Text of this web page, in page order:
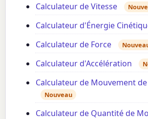
Calculateur de Vitesse
Calculateur d'Énergie
Calculateur de Force
Calculateur d'Accélération
Calculateur de Mouvement
Nouveau
Calculateur de Quantité de